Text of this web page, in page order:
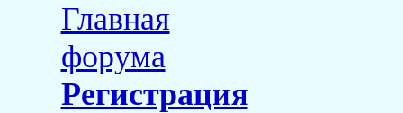
Главная
форума
Регистрация